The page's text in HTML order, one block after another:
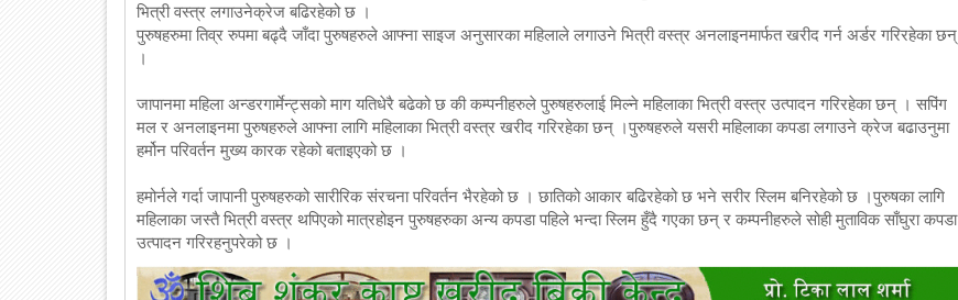
भित्री वस्त्र लगाउनेक्रेज बढिरहेको छ ।
पुरुषहरुमा तिव्र रुपमा बढ्दै जाँदा पुरुषहरुले आफ्ना साइज अनुसारका महिलाले लगाउने भित्री वस्त्र अनलाइनमार्फत खरीद गर्न अर्डर गरिरहेका छन्
।
जापानमा महिला अन्डरगार्मेन्ट्सको माग यतिधेरै बढेको छ की कम्पनीहरुले पुरुषहरुलाई मिल्ने महिलाका भित्री वस्त्र उत्पादन गरिरहेका छन् । सपिंग
मल र अनलाइनमा पुरुषहरुले आफ्ना लागि महिलाका भित्री वस्त्र खरीद गरिरहेका छन् ।पुरुषहरुले यसरी महिलाका कपडा लगाउने क्रेज बढाउनुमा
हर्मोन परिवर्तन मुख्य कारक रहेको बताइएको छ ।
हमोर्नले गर्दा जापानी पुरुषहरुको सारीरिक संरचना परिवर्तन भैरहेको छ । छातिको आकार बढिरहेको छ भने सरीर स्लिम बनिरहेको छ ।पुरुषका लागि
महिलाका जस्तै भित्री वस्त्र थपिएको मात्रहोइन पुरुषहरुका अन्य कपडा पहिले भन्दा स्लिम हुँदै गएका छन् र कम्पनीहरुले सोही मुताविक साँघुरा कपडा
उत्पादन गरिरहनुपरेको छ ।